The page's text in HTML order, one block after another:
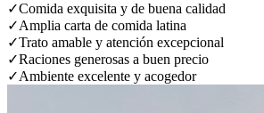
✓Comida exquisita y de buena calidad
✓Amplia carta de comida latina
✓Trato amable y atención excepcional
✓Raciones generosas a buen precio
✓Ambiente excelente y acogedor